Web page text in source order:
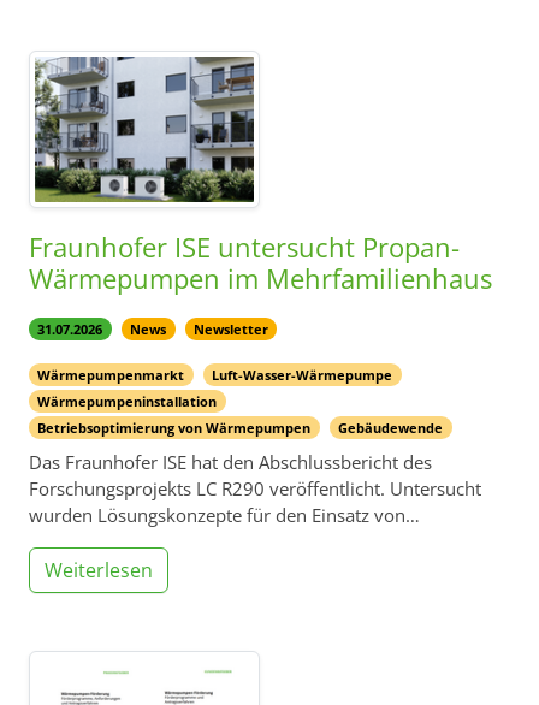
Fraunhofer ISE untersucht Propan-
Wärmepumpen im Mehrfamilienhaus
31.07.2026 News Newsletter
Wärmepumpenmarkt
Luft-Wasser-Wärmepumpe
Wärmepumpeninstallation
Betriebsoptimierung von Wärmepumpen
Gebäudewende
Das Fraunhofer ISE hat den Abschlussbericht des
Forschungsprojekts LC R290 veröffentlicht. Untersucht
wurden Lösungskonzepte für den Einsatz von…
Weiterlesen